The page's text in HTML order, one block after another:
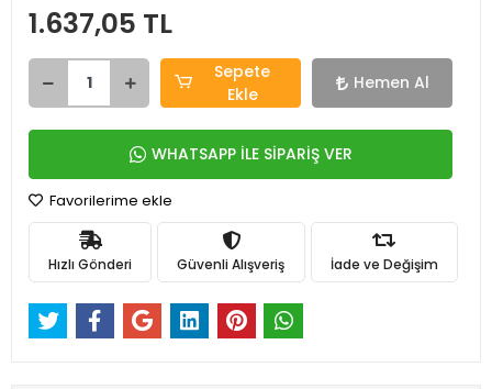
1.637,05 TL
Sepete
Ekle
Hemen Al
WHATSAPP İLE SİPARİŞ VER
Favorilerime ekle
Hızlı Gönderi Güvenli Alışveriş İade ve Değişim